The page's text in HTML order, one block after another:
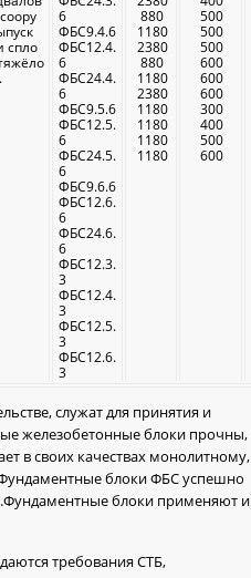
спло
6
ФБС9.4.6
ФБС12.4.
6
ФБС24.4.
6
ФБС9.5.6
ФБС12.5.
6
ФБС24.5.
6
ФБС9.6.6
ФБС12.6.
6
ФБС24.6.
6
ФБС12.3.
3
ФБС12.4.
3
ФБС12.5.
3
ФБС12.6.
3
880
1180
2380
880
1180
2380
1180
1180
1180
1180
500
500
500
600
600
600
300
400
500
600
служат для принятия и
железобетонные блоки прочны,
в своих качествах монолитному,
Фундаментные блоки ФБС успешно
блоки применяют и
требования СТБ,